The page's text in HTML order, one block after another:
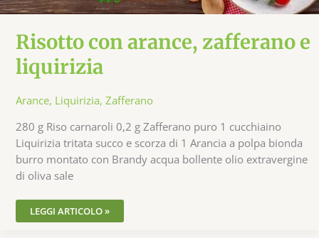
Risotto con arance, zafferano e
liquirizia
Arance, Liquirizia, Zafferano
280 g Riso carnaroli 0,2 g Zafferano puro 1 cucchiaino
Liquirizia tritata succo e scorza di 1 Arancia a polpa bionda
burro montato con Brandy acqua bollente olio extravergine
di oliva sale
LEGGI ARTICOLO »